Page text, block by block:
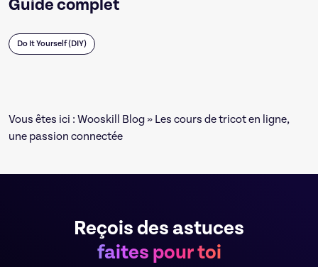
Guide complet
Do It Yourself (DIY)
Vous êtes ici : Wooskill Blog » Les cours de tricot en ligne,
une passion connectée
Reçois des astuces
faites pour toi